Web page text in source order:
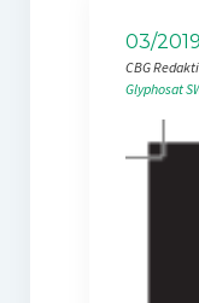
03/
CBG
Glyphosat